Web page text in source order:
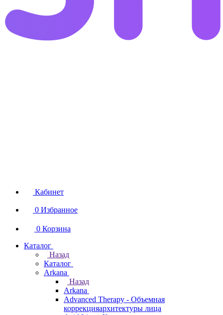
Кабинет
0 Избранное
0 Корзина
Каталог
Назад
Каталог
Arkana
Назад
Arkana
Advanced Therapy - Объемная
коррекцияархитектуры лица